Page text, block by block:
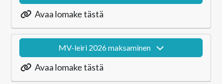
Avaa lomake tästä
MV-leiri 2026 maksaminen
Avaa lomake tästä